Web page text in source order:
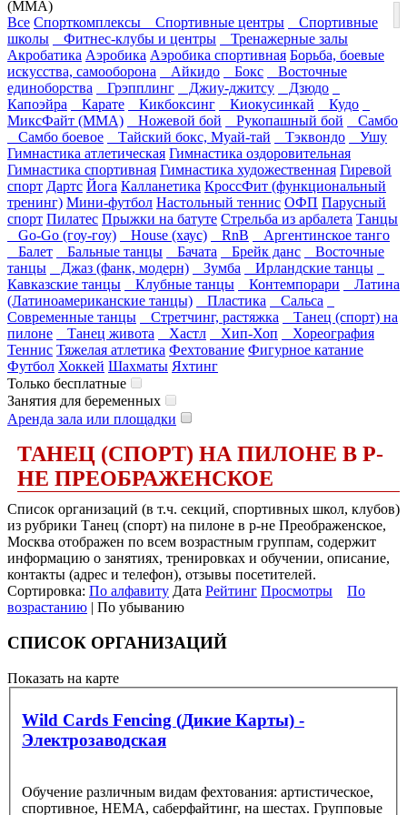
(ММА)
Все Спорткомплексы Спортивные центры
Спортивные
школы
Фитнес-клубы и центры
Тренажерные залы
Акробатика Аэробика Аэробика спортивная Борьба, боевые
искусства, самооборона
Айкидо Бокс
Восточные
единоборства
Грэпплинг Джиу-джитсу
Дзюдо
Капоэйра
Карате Кикбоксинг Киокусинкай
Кудо
МиксФайт (ММА)
Ножевой бой Рукопашный бой
Самбо
Самбо боевое
Тайский бокс, Муай-тай Тэквондо
Ушу
Гимнастика атлетическая Гимнастика оздоровительная
Гимнастика спортивная Гимнастика художественная Гиревой
спорт Дартс Йога Калланетика КроссФит (функциональный
тренинг) Мини-футбол Настольный теннис ОФП Парусный
спорт Пилатес Прыжки на батуте Стрельба из арбалета Танцы
Go-Go (гоу-гоу)
House (хаус) RnB
Аргентинское танго
Балет
Бальные танцы Бачата Брейк данс
Восточные
танцы
Джаз (фанк, модерн) Зумба
Ирландские танцы
Кавказские танцы
Клубные танцы Контемпорари
Латина
(Латиноамериканские танцы)
Пластика
Сальса
Современные танцы
Стретчинг, растяжка
Танец (спорт) на
пилоне
Танец живота Хастл Хип-Хоп
Хореография
Теннис Тяжелая атлетика Фехтование Фигурное катание
Футбол Хоккей Шахматы Яхтинг
Только бесплатные
Занятия для беременных
Аренда зала или площадки
ТАНЕЦ (СПОРТ) НА ПИЛОНЕ В Р-
НЕ ПРЕОБРАЖЕНСКОЕ
Список организаций (в т.ч. секций, спортивных школ, клубов)
из рубрики Танец (спорт) на пилоне в р-не Преображенское,
Москва отображен по всем возрастным группам, содержит
информацию о занятиях, тренировках и обучении, описание,
контакты (адрес и телефон), отзывы посетителей.
Сортировка: По алфавиту Дата Рейтинг Просмотры
По
возрастанию | По убыванию
СПИСОК ОРГАНИЗАЦИЙ
Показать на карте
Wild Cards Fencing (Дикие Карты) -
Электрозаводская
Обучение различным видам фехтования: артистическое,
спортивное, HEMA, саберфайтинг, на шестах. Групповые